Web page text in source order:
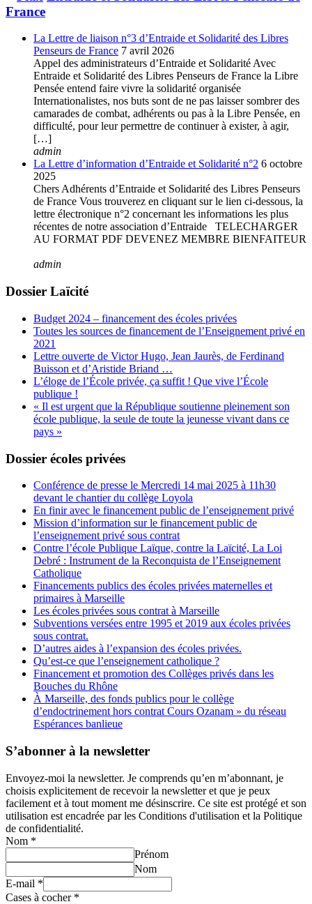
France
La Lettre de liaison n°3 d’Entraide et Solidarité des Libres
Penseurs de France 7 avril 2026
Appel des administrateurs d’Entraide et Solidarité Avec
Entraide et Solidarité des Libres Penseurs de France la Libre
Pensée entend faire vivre la solidarité organisée
Internationalistes, nos buts sont de ne pas laisser sombrer des
camarades de combat, adhérents ou pas à la Libre Pensée, en
difficulté, pour leur permettre de continuer à exister, à agir,
[…]
admin
La Lettre d’information d’Entraide et Solidarité n°2 6 octobre
2025
Chers Adhérents d’Entraide et Solidarité des Libres Penseurs
de France Vous trouverez en cliquant sur le lien ci-dessous, la
lettre électronique n°2 concernant les informations les plus
récentes de notre association d’Entraide TELECHARGER
AU FORMAT PDF DEVENEZ MEMBRE BIENFAITEUR
admin
Dossier Laïcité
Budget 2024 – financement des écoles privées
Toutes les sources de financement de l’Enseignement privé en
2021
Lettre ouverte de Victor Hugo, Jean Jaurès, de Ferdinand
Buisson et d’Aristide Briand …
L’éloge de l’École privée, ça suffit ! Que vive l’École
publique !
« Il est urgent que la République soutienne pleinement son
école publique, la seule de toute la jeunesse vivant dans ce
pays »
Dossier écoles privées
Conférence de presse le Mercredi 14 mai 2025 à 11h30
devant le chantier du collège Loyola
En finir avec le financement public de l’enseignement privé
Mission d’information sur le financement public de
l’enseignement privé sous contrat
Contre l’école Publique Laïque, contre la Laïcité, La Loi
Debré : Instrument de la Reconquista de l’Enseignement
Catholique
Financements publics des écoles privées maternelles et
primaires à Marseille
Les écoles privées sous contrat à Marseille
Subventions versées entre 1995 et 2019 aux écoles privées
sous contrat.
D’autres aides à l’expansion des écoles privées.
Qu’est-ce que l’enseignement catholique ?
Financement et promotion des Collèges privés dans les
Bouches du Rhône
À Marseille, des fonds publics pour le collège
d’endoctrinement hors contrat Cours Ozanam » du réseau
Espérances banlieue
S’abonner à la newsletter
Envoyez-moi la newsletter. Je comprends qu’en m’abonnant, je
choisis explicitement de recevoir la newsletter et que je peux
facilement et à tout moment me désinscrire. Ce site est protégé et son
utilisation est encadrée par les Conditions d'utilisation et la Politique
de confidentialité.
Nom *
Prénom
Nom
E-mail *
Cases à cocher *